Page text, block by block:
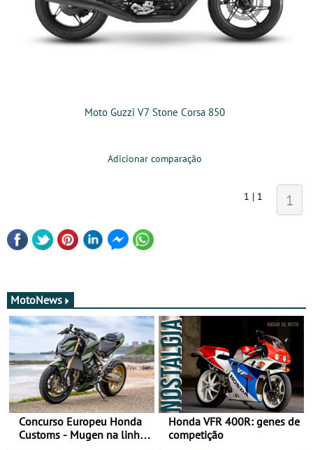
Moto Guzzi V7 Stone Corsa 850
Adicionar comparação
1 | 1 1
MotoNews
Concurso Europeu Honda
Customs - Mugen na linha
Honda VFR 400R: genes de
competição